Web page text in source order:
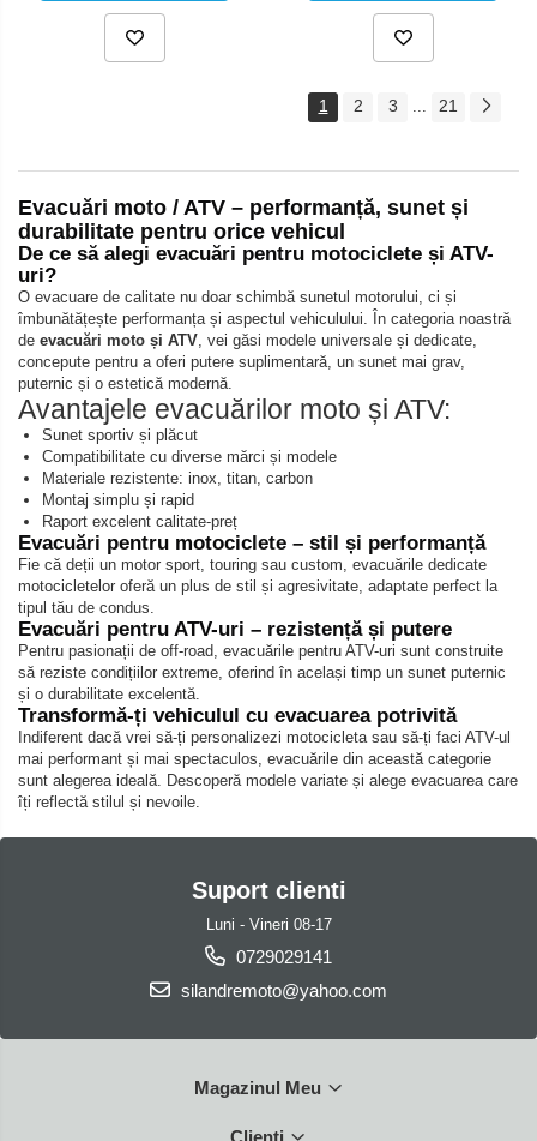
1 2 3 ... 21
Evacuări moto / ATV – performanță, sunet și
durabilitate pentru orice vehicul
De ce să alegi evacuări pentru motociclete și ATV-
uri?
O evacuare de calitate nu doar schimbă sunetul motorului, ci și
îmbunătățește performanța și aspectul vehiculului. În categoria noastră
de evacuări moto și ATV, vei găsi modele universale și dedicate,
concepute pentru a oferi putere suplimentară, un sunet mai grav,
puternic și o estetică modernă.
Avantajele evacuărilor moto și ATV:
Sunet sportiv și plăcut
Compatibilitate cu diverse mărci și modele
Materiale rezistente: inox, titan, carbon
Montaj simplu și rapid
Raport excelent calitate-preț
Evacuări pentru motociclete – stil și performanță
Fie că deții un motor sport, touring sau custom, evacuările dedicate
motocicletelor oferă un plus de stil și agresivitate, adaptate perfect la
tipul tău de condus.
Evacuări pentru ATV-uri – rezistență și putere
Pentru pasionații de off-road, evacuările pentru ATV-uri sunt construite
să reziste condițiilor extreme, oferind în același timp un sunet puternic
și o durabilitate excelentă.
Transformă-ți vehiculul cu evacuarea potrivită
Indiferent dacă vrei să-ți personalizezi motocicleta sau să-ți faci ATV-ul
mai performant și mai spectaculos, evacuările din această categorie
sunt alegerea ideală. Descoperă modele variate și alege evacuarea care
îți reflectă stilul și nevoile.
Suport clienti
Luni - Vineri 08-17
0729029141
silandremoto@yahoo.com
Magazinul Meu